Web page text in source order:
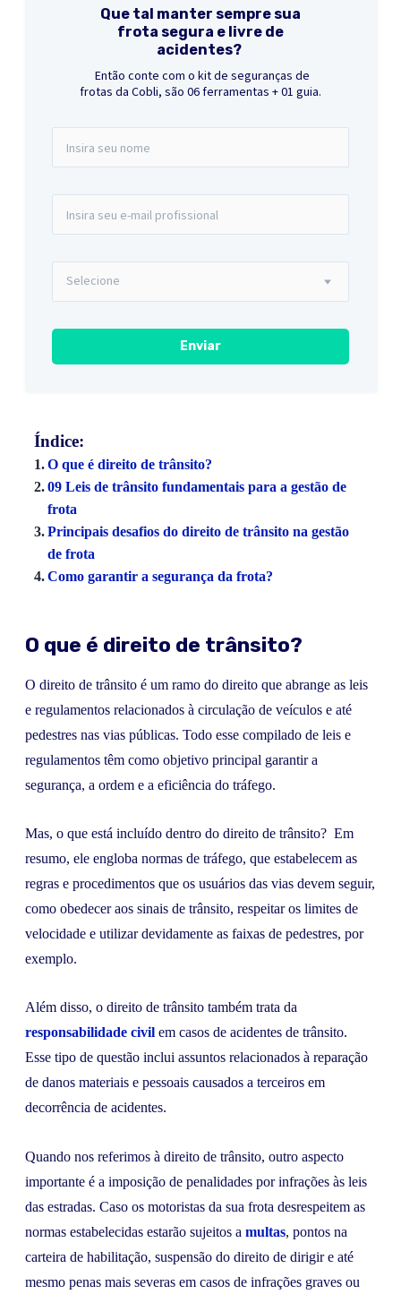
Que tal manter sempre sua
frota segura e livre de
acidentes?
Então conte com o kit de seguranças de
frotas da Cobli, são 06 ferramentas + 01 guia.
Índice:
O que é direito de trânsito?
09 Leis de trânsito fundamentais para a gestão de
frota
Principais desafios do direito de trânsito na gestão
de frota
Como garantir a segurança da frota?
O que é direito de trânsito?
O direito de trânsito é um ramo do direito que abrange as leis
e regulamentos relacionados à circulação de veículos e até
pedestres nas vias públicas. Todo esse compilado de leis e
regulamentos têm como objetivo principal garantir a
segurança, a ordem e a eficiência do tráfego.
Mas, o que está incluído dentro do direito de trânsito? Em
resumo, ele engloba normas de tráfego, que estabelecem as
regras e procedimentos que os usuários das vias devem seguir,
como obedecer aos sinais de trânsito, respeitar os limites de
velocidade e utilizar devidamente as faixas de pedestres, por
exemplo.
Além disso, o direito de trânsito também trata da
responsabilidade civil em casos de acidentes de trânsito.
Esse tipo de questão inclui assuntos relacionados à reparação
de danos materiais e pessoais causados a terceiros em
decorrência de acidentes.
Quando nos referimos à direito de trânsito, outro aspecto
importante é a imposição de penalidades por infrações às leis
das estradas. Caso os motoristas da sua frota desrespeitem as
normas estabelecidas estarão sujeitos a multas, pontos na
carteira de habilitação, suspensão do direito de dirigir e até
mesmo penas mais severas em casos de infrações graves ou